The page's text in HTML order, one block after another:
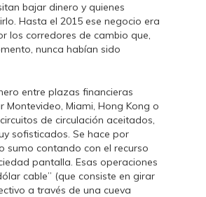
bajar dinero y quienes
Hasta el 2015 ese negocio era
los corredores de cambio que,
nunca habían sido
entre plazas financieras
Montevideo, Miami, Hong Kong o
de circulación aceitados,
sofisticados. Se hace por
sumo contando con el recurso
pantalla. Esas operaciones
cable” (que consiste en girar
a través de una cueva